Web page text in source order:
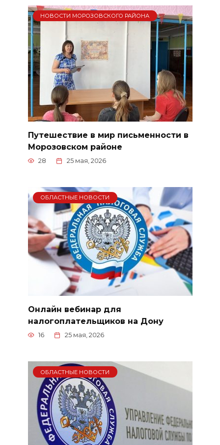
НОВОСТИ МОРОЗОВСКОГО РАЙОНА
Путешествие в мир письменности в
Морозовском районе
28 25 мая, 2026
ОБЛАСТНЫЕ НОВОСТИ
Онлайн вебинар для
налогоплательщиков на Дону
16 25 мая, 2026
ОБЛАСТНЫЕ НОВОСТИ